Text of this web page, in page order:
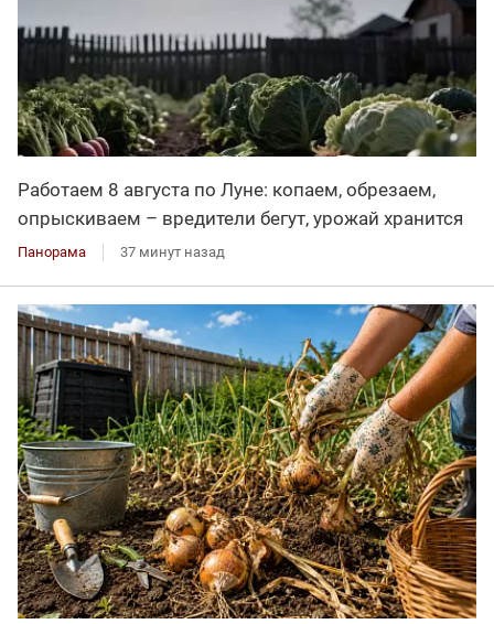
Работаем 8 августа по Луне: копаем, обрезаем,
опрыскиваем – вредители бегут, урожай хранится
Панорама 37 минут назад